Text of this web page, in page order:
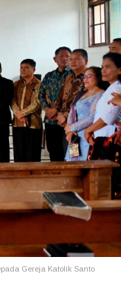
Gereja Katolik Santo